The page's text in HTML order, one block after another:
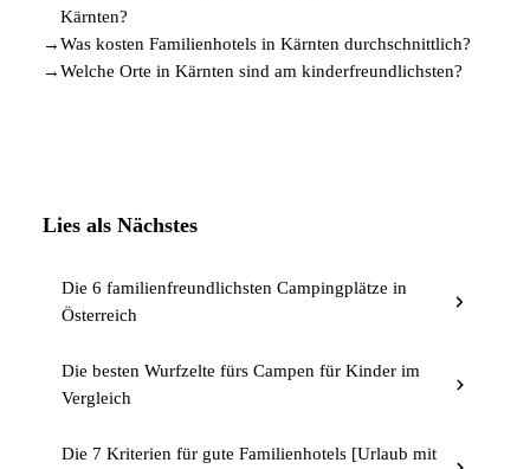
Kärnten?
→Was kosten Familienhotels in Kärnten durchschnittlich?
→Welche Orte in Kärnten sind am kinderfreundlichsten?
Lies als Nächstes
Die 6 familienfreundlichsten Campingplätze in
Österreich
Die besten Wurfzelte fürs Campen für Kinder im
Vergleich
Die 7 Kriterien für gute Familienhotels [Urlaub mit